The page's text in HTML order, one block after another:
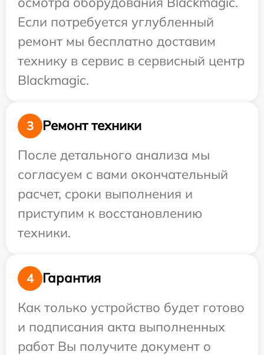
Если потребуется углубленный
ремонт мы бесплатно доставим
технику в сервис в сервисный центр
Blackmagic.
3
Ремонт техники
После детального анализа мы
согласуем с вами окончательный
расчет, сроки выполнения и
приступим к восстановлению
техники.
4
Гарантия
Как только устройство будет готово
и подписания акта выполненных
работ Вы получите документ о